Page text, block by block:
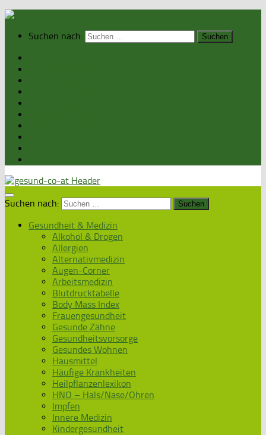
Suchen nach:
Suchen nach:
Gesundheit & Medizin
Alkohol & Drogen
Allergien
Alternativmedizin
Augen-Corner
Arbeitsmedizin
Blutdrucktabelle
Body Mass Index
Frauengesundheit
Gesunde Zähne
Gesundheitsvorsorge
Gesundes Wohnen
Hausmittel
Häufige Krankheiten
Heilpflanzenlexikon
HNO – Hals/Nase/Ohren
Impfen
Innere Medizin
Kindergesundheit